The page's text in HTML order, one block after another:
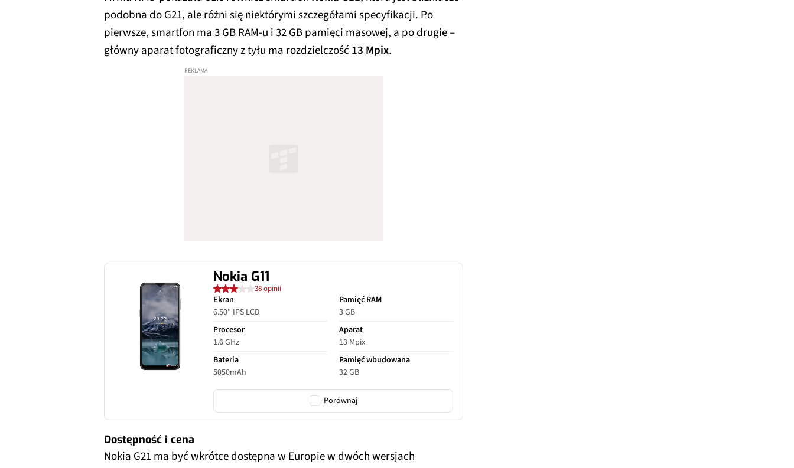
podobna do G21, ale różni się niektórymi szczegółami specyfikacji. Po
pierwsze, smartfon ma 3 GB RAM-u i 32 GB pamięci masowej, a po drugie –
główny aparat fotograficzny z tyłu ma rozdzielczość 13 Mpix.
Nokia G11
38 opinii
Ekran
6.50" IPS LCD
Pamięć RAM
3 GB
Procesor
1.6 GHz
Aparat
13 Mpix
Bateria
5050mAh
Pamięć wbudowana
32 GB
Porównaj
Dostępność i cena
Nokia G21 ma być wkrótce dostępna w Europie w dwóch wersjach